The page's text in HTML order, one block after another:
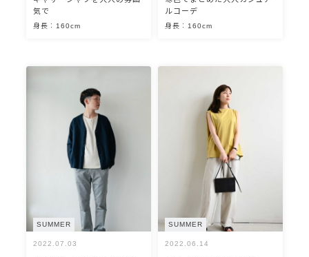
気で
身長：160cm
ルコーデ
身長：160cm
SUMMER
2022.07.03
SUMMER
2022.06.14